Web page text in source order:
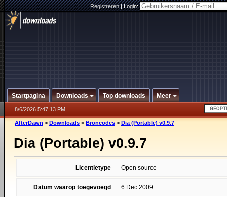
Registreren|Login:
Startpagina Downloads Top downloads Meer
8/6/2026 5:47:13 PM
AfterDawn > Downloads > Broncodes > Dia (Portable) v0.9.7
Dia (Portable) v0.9.7
Licentietype Open source
Datum waarop toegevoegd 6 Dec 2009